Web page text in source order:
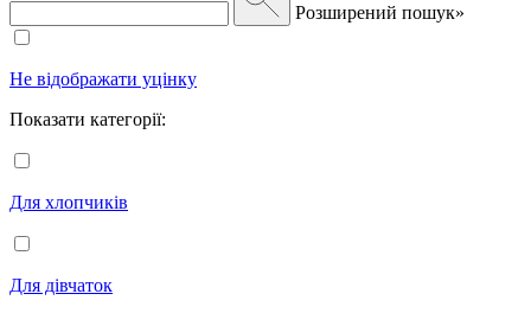
Розширений пошук»
Не відображати уцінку
Показати категорії:
Для хлопчиків
Для дівчаток